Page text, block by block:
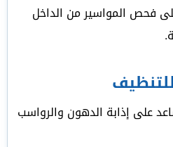
فحص المواسير من الداخل
على إذابة الدهون والرواسب